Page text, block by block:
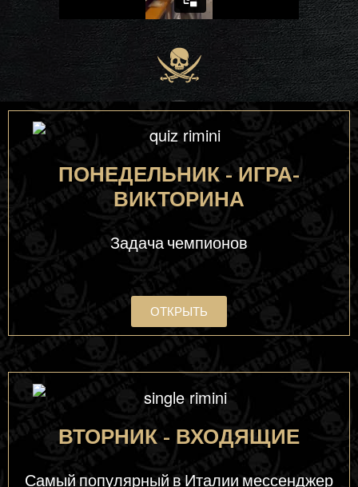
ПОНЕДЕЛЬНИК - ИГРА-
ВИКТОРИНА
Задача чемпионов
ОТКРЫТЬ
ВТОРНИК - ВХОДЯЩИЕ
Самый популярный в Италии мессенджер